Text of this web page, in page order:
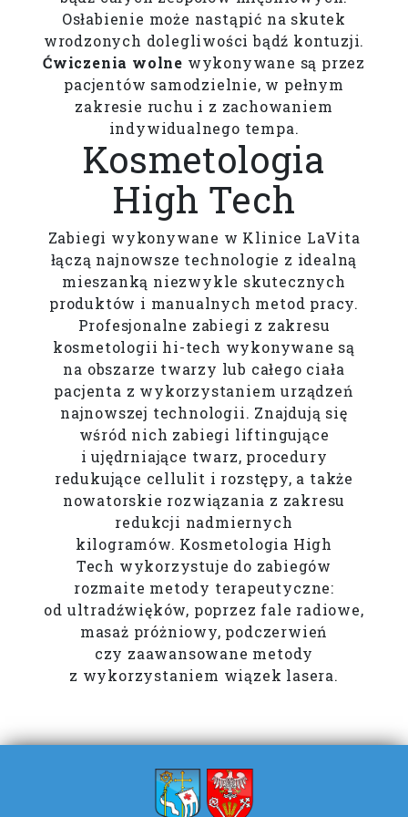
Osłabienie może nastąpić na skutek
wrodzonych dolegliwości bądź kontuzji.
Ćwiczenia wolne wykonywane są przez
pacjentów samodzielnie, w pełnym
zakresie ruchu i z zachowaniem
indywidualnego tempa.
Kosmetologia
High Tech
Zabiegi wykonywane w Klinice LaVita
łączą najnowsze technologie z idealną
mieszanką niezwykle skutecznych
produktów i manualnych metod pracy.
Profesjonalne zabiegi z zakresu
kosmetologii hi-tech wykonywane są
na obszarze twarzy lub całego ciała
pacjenta z wykorzystaniem urządzeń
najnowszej technologii. Znajdują się
wśród nich zabiegi liftingujące
i ujędrniające twarz, procedury
redukujące cellulit i rozstępy, a także
nowatorskie rozwiązania z zakresu
redukcji nadmiernych
kilogramów. Kosmetologia High
Tech wykorzystuje do zabiegów
rozmaite metody terapeutyczne:
od ultradźwięków, poprzez fale radiowe,
masaż próżniowy, podczerwień
czy zaawansowane metody
z wykorzystaniem wiązek lasera.